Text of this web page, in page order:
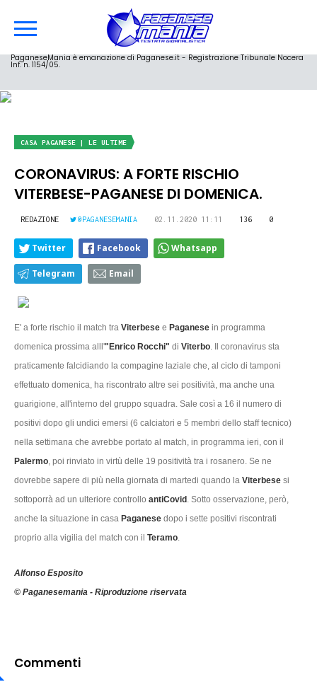
PaganeseMania è emanazione di Paganese.it - Registrazione Tribunale Nocera
Inf. n. 1154/05.
CASA PAGANESE | LE ULTIME
CORONAVIRUS: A FORTE RISCHIO
VITERBESE-PAGANESE DI DOMENICA.
REDAZIONE @PAGANESEMANIA 02.11.2020 11:11 136 0
Twitter Facebook Whatsapp
Telegram Email
E' a forte rischio il match tra Viterbese e Paganese in programma
domenica prossima alll'"Enrico Rocchi" di Viterbo. Il coronavirus sta
praticamente falcidiando la compagine laziale che, al ciclo di tamponi
effettuato domenica, ha riscontrato altre sei positività, ma anche una
guarigione, all'interno del gruppo squadra. Sale così a 16 il numero di
positivi dopo gli undici emersi (6 calciatori e 5 membri dello staff tecnico)
nella settimana che avrebbe portato al match, in programma ieri, con il
Palermo, poi rinviato in virtù delle 19 positività tra i rosanero. Se ne
dovrebbe sapere di più nella giornata di martedi quando la Viterbese si
sottoporrà ad un ulteriore controllo antiCovid . Sotto osservazione, però,
anche la situazione in casa Paganese dopo i sette positivi riscontrati
proprio alla vigilia del match con il Teramo.
Alfonso Esposito
© Paganesemania - Riproduzione riservata
Commenti